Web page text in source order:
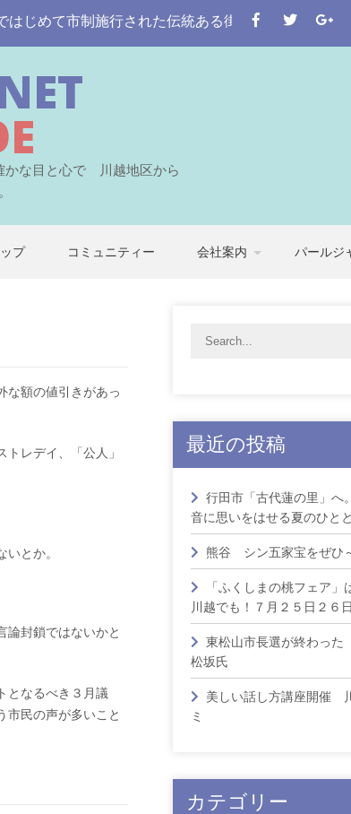
市制施行された伝統ある街。 この川越をはじめと
かな目と心で 川越地区から
プ コミュニティー 会社案内 パールジ
な額の値引きがあっ
レデイ、「公人」
とか。
論封鎖ではないかと
となるべき３月議
市民の声が多いこと
最近の投稿
行田市「古代蓮の里」へ
音に思いをはせる夏のひと
熊谷 シン五家宝をぜひ
「ふくしまの桃フェア
川越でも！７月２５日２６日
東松山市長選が終わっ
松坂氏
美しい話し方講座開催
ミ
カテゴリー